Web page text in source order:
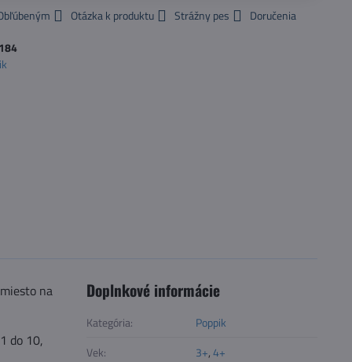
Otázka k produktu Strážny pes
Doručenia
na
do 10,
Doplnkové informácie
Kategória:
Poppik
Vek:
3+,4+